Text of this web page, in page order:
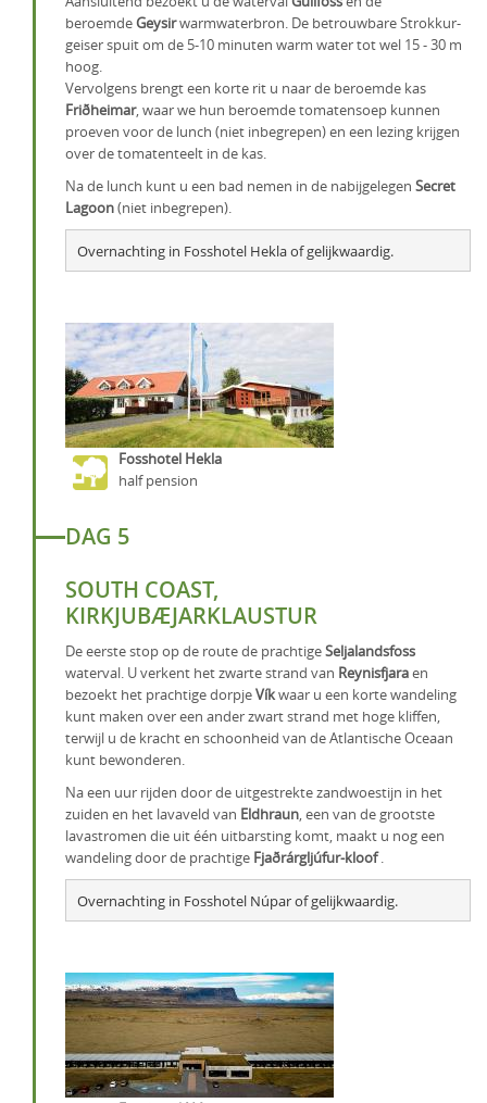
beroemdeGeysirwarmwaterbron. De betrouwbare Strokkur-
geiser spuit om de 5-10 minuten warm water tot wel 15 - 30 m
hoog.
Vervolgens brengt een korte rit u naar de beroemde kas
Friðheimar, waar we hun beroemde tomatensoep kunnen
proeven voor de lunch (niet inbegrepen) en een lezing krijgen
over de tomatenteelt in de kas.
Na de lunch kunt u een bad nemen in de nabijgelegen Secret
Lagoon(niet inbegrepen).
Overnachting in Fosshotel Hekla of gelijkwaardig.
Fosshotel Hekla
half pension
DAG 5
SOUTH COAST,
KIRKJUBÆJARKLAUSTUR
De eerste stop op de route de prachtigeSeljalandsfoss
waterval. U verkent het zwarte strand van Reynisfjaraen
bezoekt het prachtige dorpjeVíkwaar u een korte wandeling
kunt maken over een ander zwart strand met hoge kliffen,
terwijl u de kracht en schoonheid van de Atlantische Oceaan
kunt bewonderen.
Na een uur rijden door de uitgestrekte zandwoestijn in het
zuiden en het lavaveld van Eldhraun, een van de grootste
lavastromen die uit één uitbarsting komt, maakt u nog een
wandeling door de prachtige Fjaðrárgljúfur-kloof.
Overnachting in Fosshotel Núpar of gelijkwaardig.